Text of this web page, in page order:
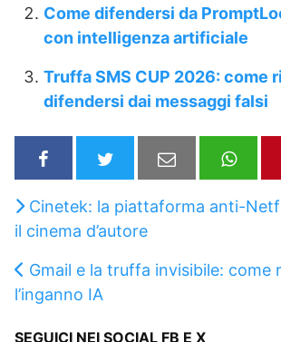
Come difendersi da
con intelligenza artificiale
Truffa SMS CUP 2026: come
difendersi dai messaggi falsi
Cinetek: la piattaforma anti-
il cinema d’autore
Gmail e la truffa invisibile: come
l’inganno IA
SEGUICI NEI SOCIAL FB E X